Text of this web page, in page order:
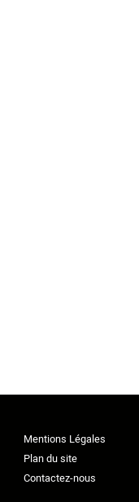
Mentions Légales
Plan du site
Contactez-nous